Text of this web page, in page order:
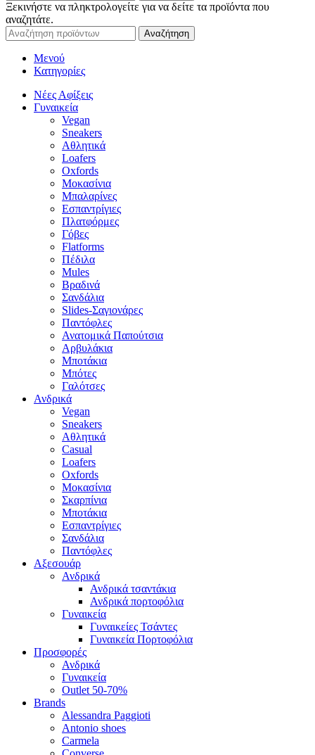
Ξεκινήστε να πληκτρολογείτε για να δείτε τα προϊόντα που
αναζητάτε.
Αναζήτηση
Μενού
Κατηγορίες
Νέες Αφίξεις
Γυναικεία
Vegan
Sneakers
Αθλητικά
Loafers
Oxfords
Μοκασίνια
Μπαλαρίνες
Εσπαντρίγιες
Πλατφόρμες
Γόβες
Flatforms
Πέδιλα
Mules
Βραδινά
Σανδάλια
Slides-Σαγιονάρες
Παντόφλες
Ανατομικά Παπούτσια
Αρβυλάκια
Μποτάκια
Μπότες
Γαλότσες
Ανδρικά
Vegan
Sneakers
Αθλητικά
Casual
Loafers
Oxfords
Μοκασίνια
Σκαρπίνια
Μποτάκια
Εσπαντρίγιες
Σανδάλια
Παντόφλες
Αξεσουάρ
Ανδρικά
Ανδρικά τσαντάκια
Ανδρικά πορτοφόλια
Γυναικεία
Γυναικείες Τσάντες
Γυναικεία Πορτοφόλια
Προσφορές
Ανδρικά
Γυναικεία
Outlet 50-70%
Brands
Alessandra Paggioti
Antonio shoes
Carmela